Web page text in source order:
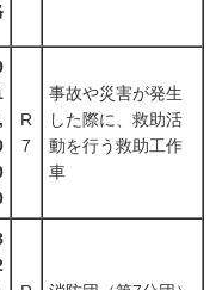
R
7
事故や災害が発生
した際に、救助活
動を行う救助工作
車